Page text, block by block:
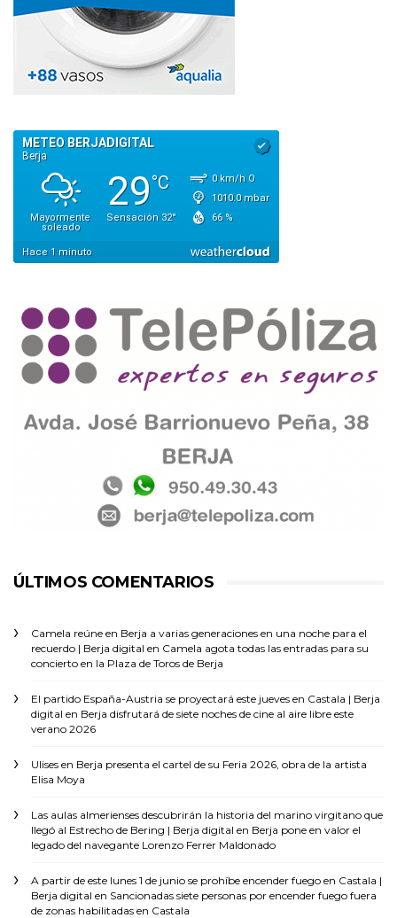
ÚLTIMOS COMENTARIOS
Camela reúne en Berja a varias generaciones en una noche para el
recuerdo | Berja digital en Camela agota todas las entradas para su
concierto en la Plaza de Toros de Berja
El partido España-Austria se proyectará este jueves en Castala | Berja
digital en Berja disfrutará de siete noches de cine al aire libre este
verano 2026
Ulises en Berja presenta el cartel de su Feria 2026, obra de la artista
Elisa Moya
Las aulas almerienses descubrirán la historia del marino virgitano que
llegó al Estrecho de Bering | Berja digital en Berja pone en valor el
legado del navegante Lorenzo Ferrer Maldonado
A partir de este lunes 1 de junio se prohíbe encender fuego en Castala |
Berja digital en Sancionadas siete personas por encender fuego fuera
de zonas habilitadas en Castala